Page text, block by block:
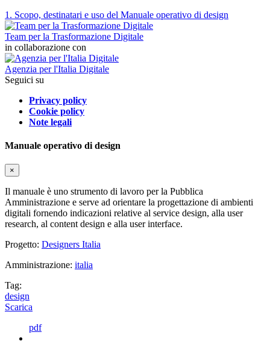
1. Scopo, destinatari e uso del Manuale operativo di design
Team per la Trasformazione Digitale
in collaborazione con
Agenzia per l'Italia Digitale
Seguici su
Privacy policy
Cookie policy
Note legali
Manuale operativo di design
×
Il manuale è uno strumento di lavoro per la Pubblica
Amministrazione e serve ad orientare la progettazione di ambienti
digitali fornendo indicazioni relative al service design, alla user
research, al content design e alla user interface.
Progetto: Designers Italia
Amministrazione: italia
Tag:
design
Scarica
pdf